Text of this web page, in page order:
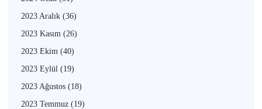
2023 Aralık (36)
2023 Kasım (26)
2023 Ekim (40)
2023 Eylül (19)
2023 Ağustos (18)
2023 Temmuz (19)